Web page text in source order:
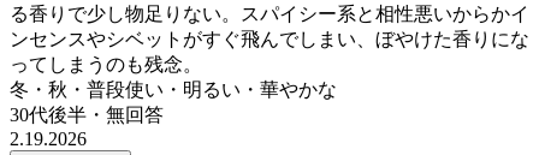
る香りで少し物足りない。スパイシー系と相性悪いからかイ
ンセンスやシベットがすぐ飛んでしまい、ぼやけた香りにな
ってしまうのも残念。
冬・秋・普段使い・明るい・華やかな
30代後半 ・ 無回答
2.19.2026